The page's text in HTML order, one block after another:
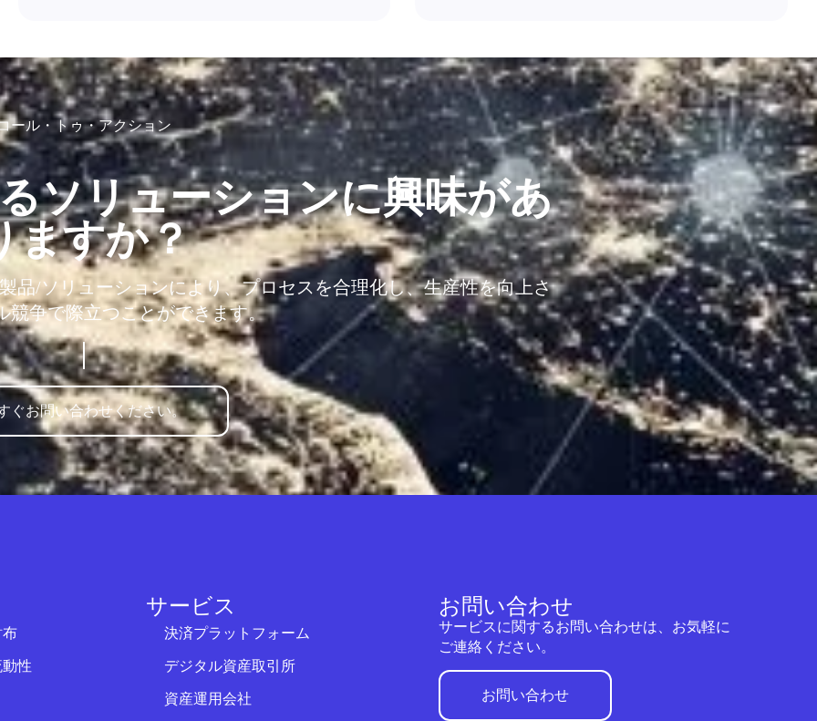
ール・トゥ・アクション
ソリューションに興味があ
ますか？
品/ソリューションにより、プロセスを合理化し、生産性を向上さ
競争で際立つことができます。
ぐお問い合わせください。
性
サービス
決済プラットフォーム
デジタル資産取引所
資産運用会社
お問い合わせ
サービスに関するお問い合わせは、お気軽に
ご連絡ください。
お問い合わせ